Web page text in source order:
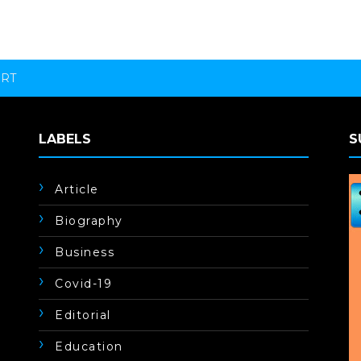
LABELS
Article
Biography
Business
Covid-19
Editorial
Education